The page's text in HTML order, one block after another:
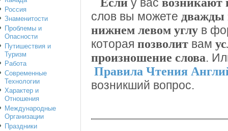
у вас
слов вы можете дважды
нижнем левом углу в
которая позволит вам
произношение слова.
Правила Чтения
возникший вопрос.
Россия
Знаменитости
Проблемы и
Опасности
Путишествия и
Туризм
Работа
Современные
Технологии
Характер и
Отношения
Международные
Организации
Праздники